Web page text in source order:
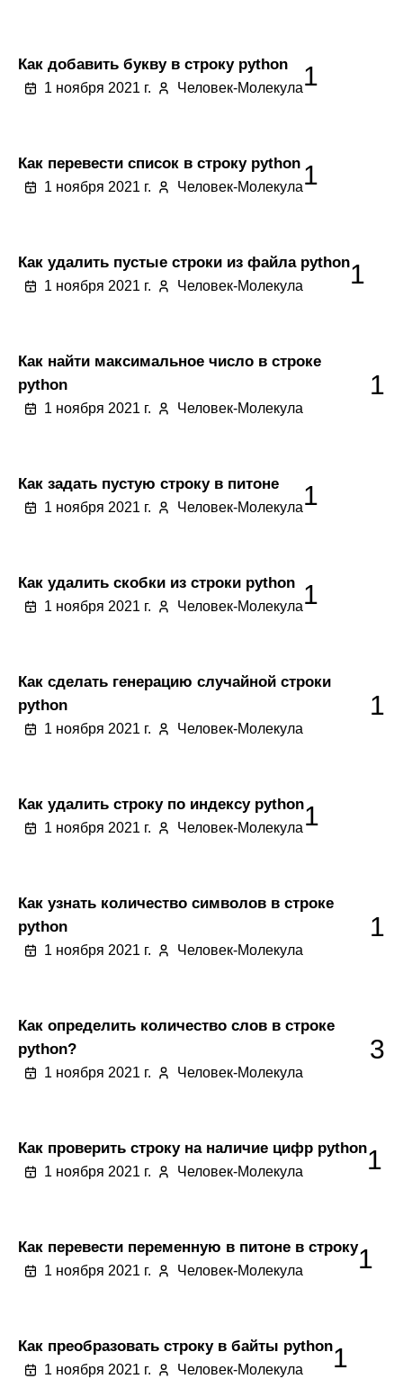
Как добавить букву в строку python
1 ноября 2021 г. Человек-Молекула1
Как перевести список в строку python
1 ноября 2021 г. Человек-Молекула1
Как удалить пустые строки из файла python
1 ноября 2021 г. Человек-Молекула 1
Как найти максимальное число в строке
python
1 ноября 2021 г. Человек-Молекула
1
Как задать пустую строку в питоне
1 ноября 2021 г. Человек-Молекула1
Как удалить скобки из строки python
1 ноября 2021 г. Человек-Молекула1
Как сделать генерацию случайной строки
python
1 ноября 2021 г. Человек-Молекула
1
Как удалить строку по индексу python
1 ноября 2021 г. Человек-Молекула 1
Как узнать количество символов в строке
python
1 ноября 2021 г. Человек-Молекула
1
Как определить количество слов в строке
python?
1 ноября 2021 г. Человек-Молекула
3
Как проверить строку на наличие цифр python
1 ноября 2021 г. Человек-Молекула 1
Как перевести переменную в питоне в строку
1 ноября 2021 г. Человек-Молекула 1
Как преобразовать строку в байты python
1 ноября 2021 г. Человек-Молекула 1